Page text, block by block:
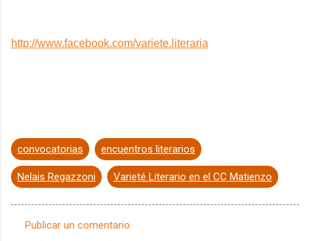
http://www.facebook.com/variete.literaria
convocatorias encuentros literarios
Nelais Regazzoni Varieté Literario en el CC Matienzo
Publicar un comentario